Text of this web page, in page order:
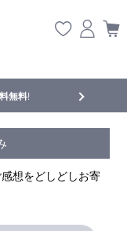
無料! 【重要】
想をどしどしお寄